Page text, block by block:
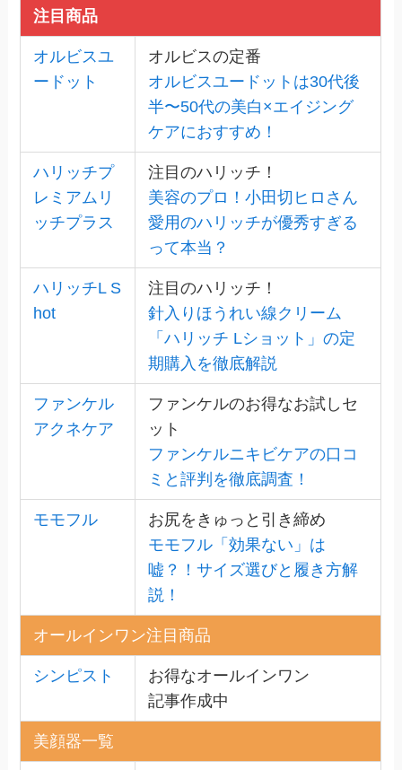
注目商品
オルビスユ
ードット
オルビスの定番
オルビスユードットは30代後
半〜50代の美白×エイジング
ケアにおすすめ！
ハリッチプ
レミアムリ
ッチプラス
注目のハリッチ！
美容のプロ！小田切ヒロさん
愛用のハリッチが優秀すぎる
って本当？
ハリッチL S
hot
注目のハリッチ！
針入りほうれい線クリーム
「ハリッチ Lショット」の定
期購入を徹底解説
ファンケル
アクネケア
ファンケルのお得なお試しセ
ット
ファンケルニキビケアの口コ
ミと評判を徹底調査！
モモフル
お尻をきゅっと引き締め
モモフル「効果ない」は
嘘？！サイズ選びと履き方解
説！
オールインワン注目商品
シンピスト
お得なオールインワン
記事作成中
美顔器一覧